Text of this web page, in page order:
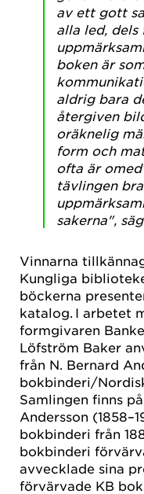
av ett gott
alla led,
boken är
aldrig bara
återgiven
oräknelig
form och
ofta är
tävlingen
sakerna",
Vinnarna
Kungliga
böckerna
katalog. I arbetet
formgivaren
Löfström Baker
från N. Bernard
bokbinderi/
Samlingen finns
Andersson
bokbinderi från
bokbinderi
avvecklade sina
förvärvade KB